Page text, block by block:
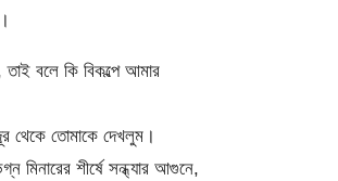
বলে কি বিকল্পে আমার
থেকে তোমাকে দেখলুম।
মিনারের শীর্ষে সন্ধ্যার আগুনে,